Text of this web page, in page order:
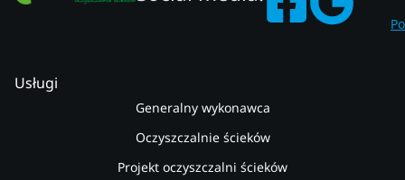
Usługi
Generalny wykonawca
Oczyszczalnie ścieków
Projekt oczyszczalni ścieków